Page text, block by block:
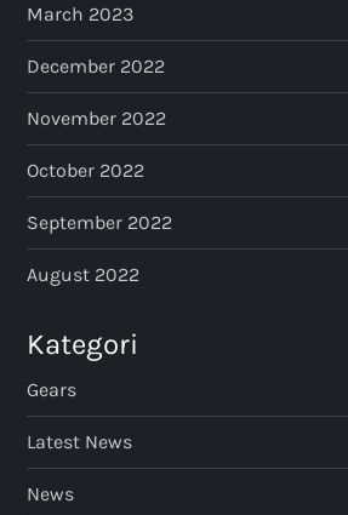
March 2023
December 2022
November 2022
October 2022
September 2022
August 2022
Kategori
Gears
Latest News
News